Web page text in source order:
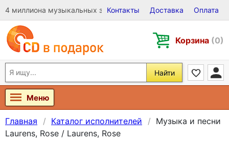
4 миллиона музыкальных записей на Виниле, CD и DVD
Контакты Доставка Оплата
Корзина (0)
Найти
Меню
Главная Каталог исполнителей
Музыка и песни
Laurens, Rose / Laurens, Rose